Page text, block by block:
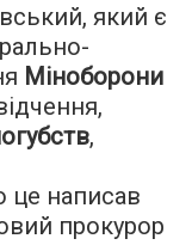
який є
Міноборони
,
це написав
прокурор